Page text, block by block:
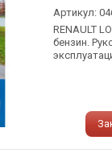
Артикул:
RENAULT
бензин.